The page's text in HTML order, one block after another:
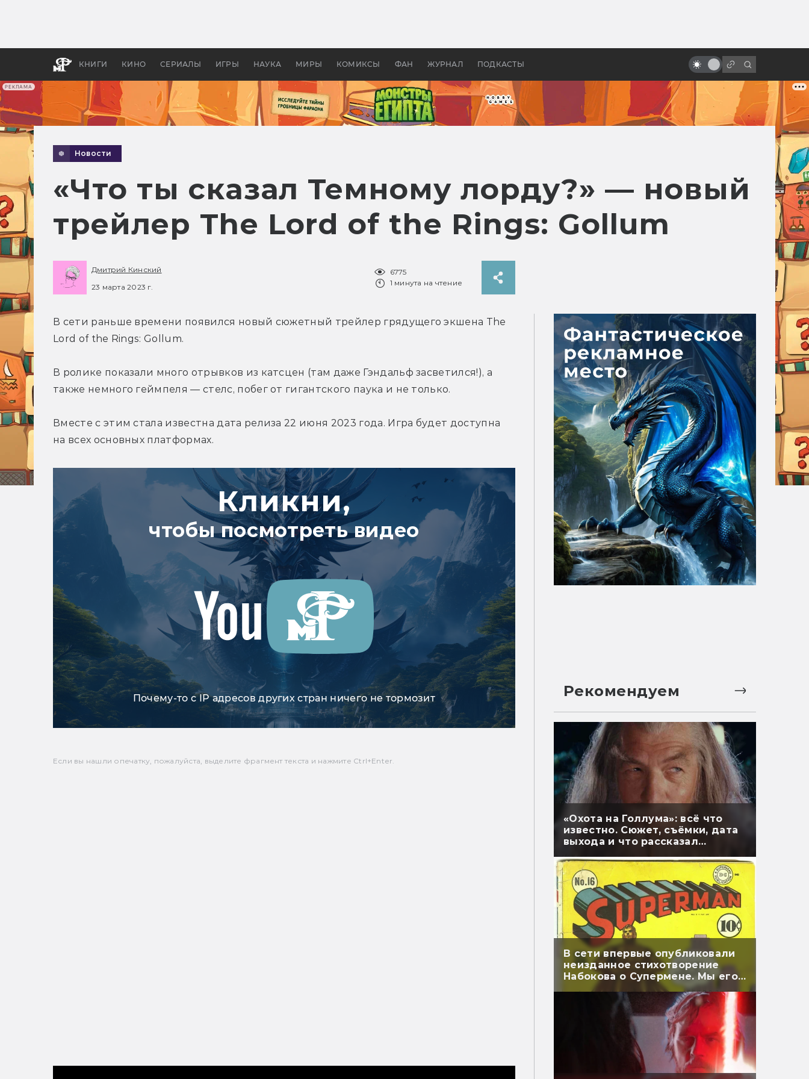
РЕКЛАМА
КНИГИ КИНО СЕРИАЛЫ ИГРЫ НАУКА МИРЫ КОМИКСЫ ФАН ЖУРНАЛ ПОДКАСТЫ
бы «Властелина колец»
Древней Грецией
неснятые сценарии
Новости
«Что ты сказал Темному лорду?» — новый
трейлер The Lord of the Rings: Gollum
Дмитрий Кинский
23 марта 2023 г.
6775
1 минута на чтение
В сети раньше времени появился новый сюжетный трейлер грядущего экшена The
Lord of the Rings: Gollum.
В ролике показали много отрывков из катсцен (там даже Гэндальф засветился!), а
также немного геймпеля — стелс, побег от гигантского паука и не только.
Вместе с этим стала известна дата релиза 22 июня 2023 года. Игра будет доступна
на всех основных платформах.
Кликни,
чтобы посмотреть видео
Почему-то с IP адресов других стран ничего не тормозит
Если вы нашли опечатку, пожалуйста, выделите фрагмент текста и нажмите Ctrl+Enter.
Рекомендуем
«Охота на Голлума»: всё что
известно. Сюжет, съёмки, дата
выхода и что рассказал
В сети впервые опубликовали
неизданное стихотворение
Набокова о Супермене. Мы его
перевели